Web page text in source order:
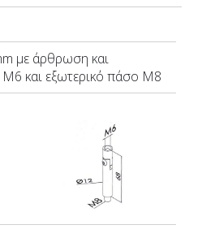
με άρθρωση και
και εξωτερικό πάσο Μ8